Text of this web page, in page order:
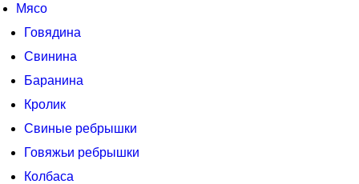
Мясо
Говядина
Свинина
Баранина
Кролик
Свиные ребрышки
Говяжьи ребрышки
Колбаса